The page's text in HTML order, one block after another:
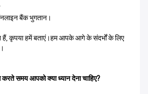
बैंक भुगतान।
कृपया हमें बताएं।हम आपके आगे के संदर्भों के लिए
करते समय आपको क्या ध्यान देना चाहिए?